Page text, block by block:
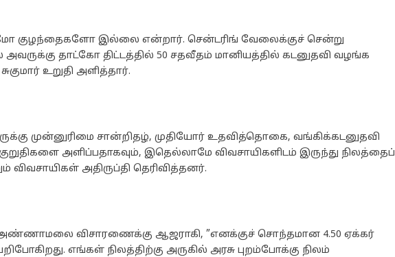
குழந்தைகளோ இல்லை என்றார். சென்டரிங் வேலைக்குச் சென்று
தாட்கோ திட்டத்தில் 50 சதவீதம் மானியத்தில் கடனுதவி வழங்க
உறுதி அளித்தார்.
முன்னுரிமை சான்றிதழ், முதியோர் உதவித்தொகை, வங்கிக்கடனுதவி
அளிப்பதாகவும், இதெல்லாமே விவசாயிகளிடம் இருந்து நிலத்தைப்
விவசாயிகள் அதிருப்தி தெரிவித்தனர்.
அண்ணாமலை விசாரணைக்கு ஆஜராகி, ”எனக்குச் சொந்தமான 4.50 ஏக்கர்
எங்கள் நிலத்திற்கு அருகில் அரசு புறம்போக்கு நிலம்